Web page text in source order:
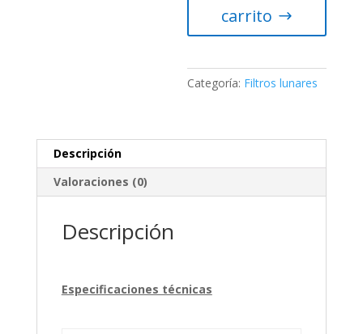
Planetarium
T=
cantidad
carrito
Categoría: Filtros lunares
Descripción
Valoraciones (0)
Descripción
Especificaciones técnicas